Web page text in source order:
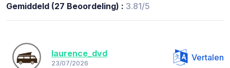
Gemiddeld (27 Beoordeling) : 3.81/5
laurence_dvd
23/07/2026
Vertalen